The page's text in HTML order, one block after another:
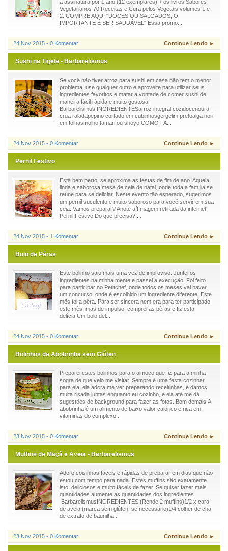
a assinatura por 1 ano (12 exemplares) + os livros Sabores
Vegetarianos 70 Receitas e Cura pelos Vegetais volumes 1 e
2. COMPRE AQUI "DOCES OU SALGADOS, O
IMPORTANTE É SER SAUDÁVEL" Essa promo...
24 Nov 2015 - 0 Komentar Continue Lendo ►
Sushi na Tigela - Barbarelismus
Se você não tiver arroz para sushi em casa não tem o menor
problema, use qualquer outro e aproveite para utilizar seus
ingredientes favoritos e matar a vontade de comer sushi de
maneira fácil rápida e muito gostosa.
Barbarelismus INGREDIENTESarroz integral cozidocenoura
crua raladapepino cortado em cubinhosgergelim pretoalga nori
em folhasmolho tamari ou shoyo COMO FA...
24 Nov 2015 - 0 Komentar Continue Lendo ►
Pernil Festivo
Está bem perto, se aproxima as festas de fim de ano. Aquela
linda e saborosa mesa de ceia de natal, onde toda a família se
reúne para se deliciar. Neste evento tão esperado, sugerimos
um pernil suculento e muito saboroso para você servir em sua
ceia. Vamos preparar? Anote aí!Imagem retirada da internet
Pernil Festivo Do que precisa? ...
24 Nov 2015 - 1 Komentar Continue Lendo ►
Bolo de Pêras
Este bolinho saiu mais uma vez de improviso. Juntei os
ingredientes na minha mente e passei à execução. Foi feito
para participar no Petitchef, onde todos os meses vai haver
um concurso, onde é escolhido um ingrediente diferente. Este
mês foi a pêra. Para ser sincera nem era para ter participado
este mês, mas de impulso, comprei as pêras e fiz esta
delícia.Um bolo del...
24 Nov 2015 - 0 Komentar Continue Lendo ►
Bolinhos de Abobrinha sem Glúten
Preparei estes bolinhos para o almoço que fiz para a minha
sogra de que veio me visitar. Sempre é uma festa cozinhar
para ela, ela adora me ver preparando receitinhas, e damos
muita risada juntas enquanto eu cozinho, e ela até me dá
sugestões de background para fazer as fotos. Bom demais!A
abobrinha é um alimento de baixo valor calórico e rica em
vitaminas do complexo...
23 Nov 2015 - 0 Komentar Continue Lendo ►
Muffins de Maçã e Aveia - Barbarelismus
Adoro coisinhas fáceis e rápidas de preparar em dias que não
estou com tempo para nada. Estes muffins são exatamente
isto, deliciosos e muito fáceis de fazer. Se quiser fazer mais
quantidades aumente as quantidades dos ingredientes.
BarbarelismusINGREDIENTES (Rende 2 muffins)1/2 xícara
de aveia (marca sem glúten, se necessário)1/4 colher de chá
de extrato de baunilha...
23 Nov 2015 - 0 Komentar Continue Lendo ►